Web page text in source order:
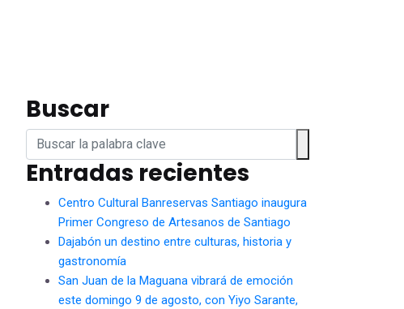
Buscar
Entradas recientes
Centro Cultural Banreservas Santiago inaugura
Primer Congreso de Artesanos de Santiago
Dajabón un destino entre culturas, historia y
gastronomía
San Juan de la Maguana vibrará de emoción
este domingo 9 de agosto, con Yiyo Sarante,